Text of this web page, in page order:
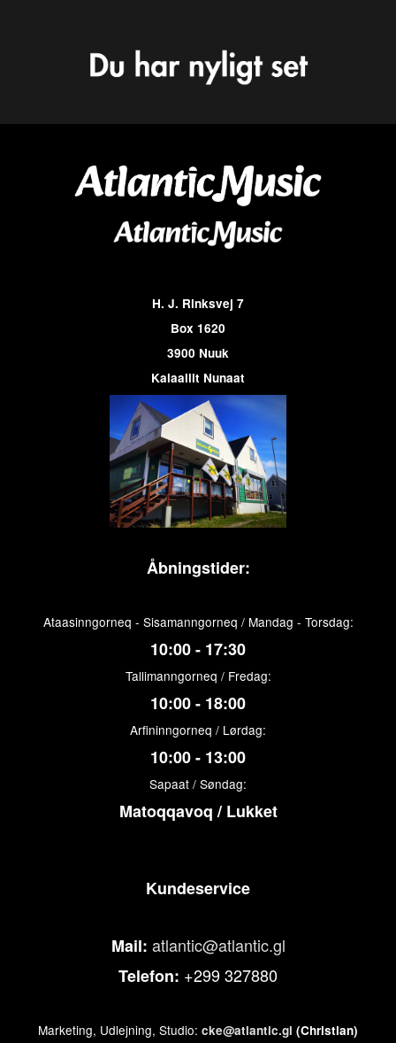
H. J. Rinksvej 7
Box 1620
3900 Nuuk
Kalaallit Nunaat
Åbningstider:
Ataasinngorneq - Sisamanngorneq / Mandag - Torsdag:
10:00 - 17:30
Tallimanngorneq / Fredag:
10:00 - 18:00
Arfininngorneq / Lørdag:
10:00 - 13:00
Sapaat / Søndag:
Matoqqavoq / Lukket
Kundeservice
Mail: atlantic@atlantic.gl
Telefon: +299 327880
Marketing, Udlejning, Studio: cke@atlantic.gl (Christian)